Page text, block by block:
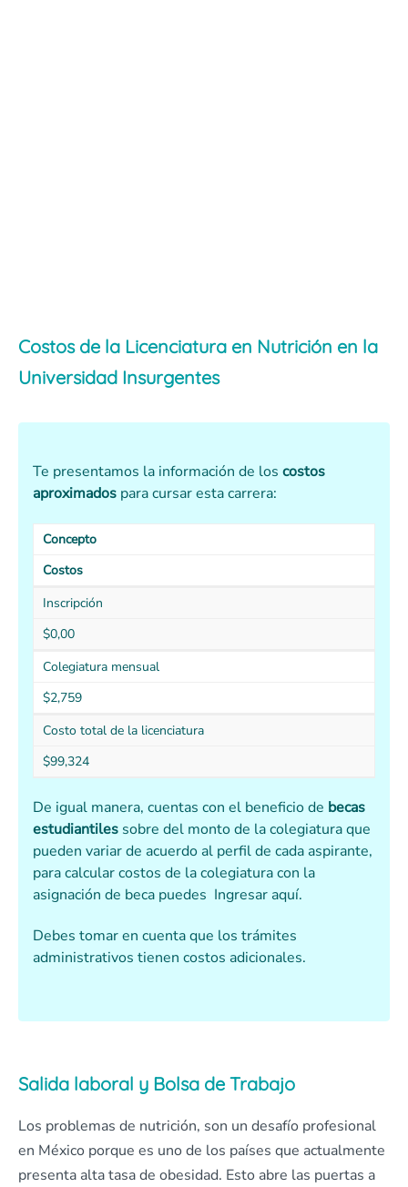
Costos de la Licenciatura en Nutrición en la
Universidad Insurgentes
Te presentamos la información de los costos
aproximados para cursar esta carrera:
Concepto
Costos
Inscripción
$0,00
Colegiatura mensual
$2,759
Costo total de la licenciatura
$99,324
De igual manera, cuentas con el beneficio de becas
estudiantiles sobre del monto de la colegiatura que
pueden variar de acuerdo al perfil de cada aspirante,
para calcular costos de la colegiatura con la
asignación de beca puedes Ingresar aquí.
Debes tomar en cuenta que los trámites
administrativos tienen costos adicionales.
Salida laboral y Bolsa de Trabajo
Los problemas de nutrición, son un desafío profesional
en México porque es uno de los países que actualmente
presenta alta tasa de obesidad. Esto abre las puertas a